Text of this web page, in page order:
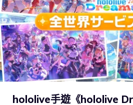
hololive手遊《hololive